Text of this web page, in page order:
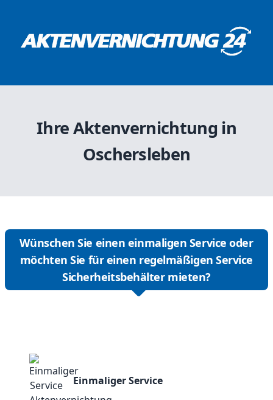
Ihre Aktenvernichtung in
Oschersleben
Wünschen Sie einen einmaligen Service oder
möchten Sie für einen regelmäßigen Service
Sicherheitsbehälter mieten?
Einmaliger Service